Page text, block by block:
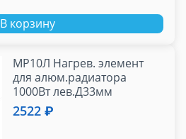
В корзину
МР10Л Нагрев. элемент
для алюм.радиатора
1000Вт лев.Д33мм
2522 ₽